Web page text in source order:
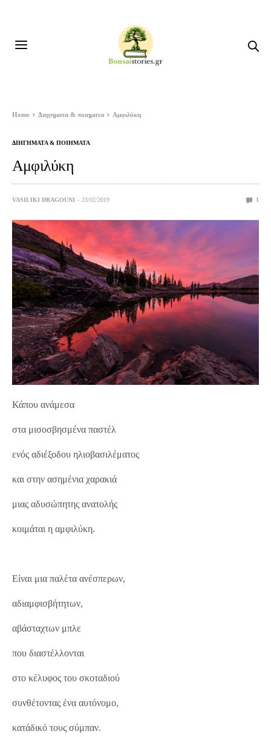
Home Διηγηματα & ποιηματα Αμφιλύκη
ΔΙΗΓΗΜΑΤΑ & ΠΟΙΗΜΑΤΑ
Αμφιλύκη
VASILIKI DRAGOUNI 23/02/2019 1
Κάπου ανάμεσα
στα μισοσβησμένα παστέλ
ενός αδιέξοδου ηλιοβασιλέματος
και στην ασημένια χαρακιά
μιας αδυσώπητης ανατολής
κοιμάται η αμφιλύκη.
Είναι μια παλέτα ανέσπερων,
αδιαμφισβήτητων,
αβάσταχτων μπλε
που διαστέλλονται
στο κέλυφος του σκοταδιού
συνθέτοντας ένα αυτόνομο,
κατάδικό τους σύμπαν.